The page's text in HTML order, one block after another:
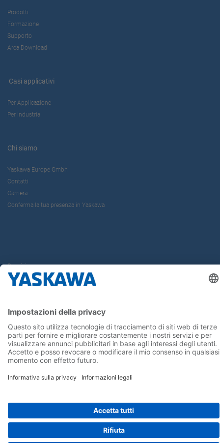
Prodotti
Formazione
Supporto
Area Download
Casi applicativi
Per Applicazione
Per Industria
Chi siamo
Yaskawa Europe Gmbh
Contatti
Carriera
Conferma la tua presenza in Yaskawa
Seguici su...
Home Termini e Condizioni Imprint
Privacy
Cookie Choices
Whistleblowing
Informativa per clienti
Yaskawa Italia S.r.l. P.I. e C.F. 02235150360 - SDI A4707H7